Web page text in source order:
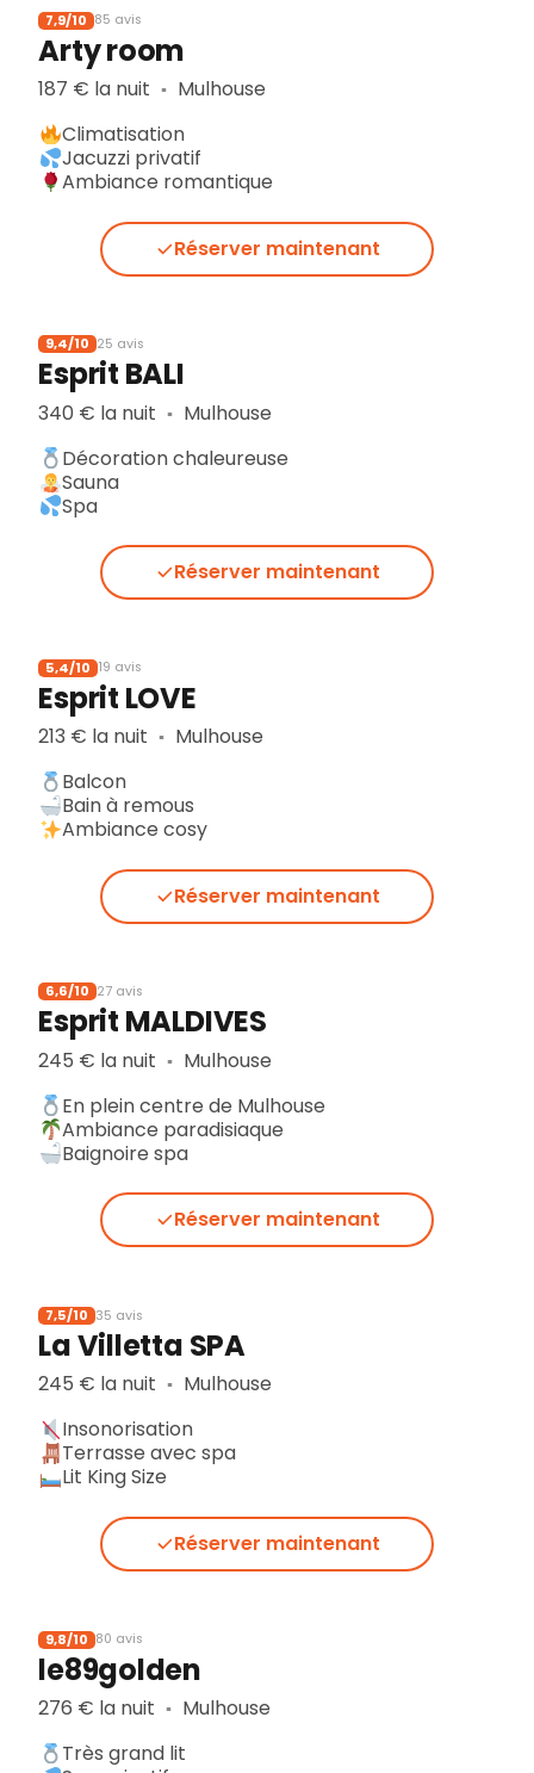
7,9/10 85 avis
Arty room
187 € la nuit ▪︎ Mulhouse
Climatisation
Jacuzzi privatif
Ambiance romantique
Réserver maintenant
9,4/10 25 avis
Esprit BALI
340 € la nuit ▪︎ Mulhouse
Décoration chaleureuse
Sauna
Spa
Réserver maintenant
5,4/10 19 avis
Esprit LOVE
213 € la nuit ▪︎ Mulhouse
Balcon
Bain à remous
Ambiance cosy
Réserver maintenant
6,6/10 27 avis
Esprit MALDIVES
245 € la nuit ▪︎ Mulhouse
En plein centre de Mulhouse
Ambiance paradisiaque
Baignoire spa
Réserver maintenant
7,5/10 35 avis
La Villetta SPA
245 € la nuit ▪︎ Mulhouse
Insonorisation
Terrasse avec spa
Lit King Size
Réserver maintenant
9,8/10 80 avis
le89golden
276 € la nuit ▪︎ Mulhouse
Très grand lit